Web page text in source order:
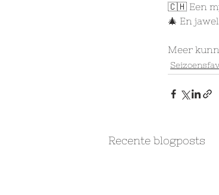
🇨🇭 Een
🎄 En
Meer
Recente blogposts